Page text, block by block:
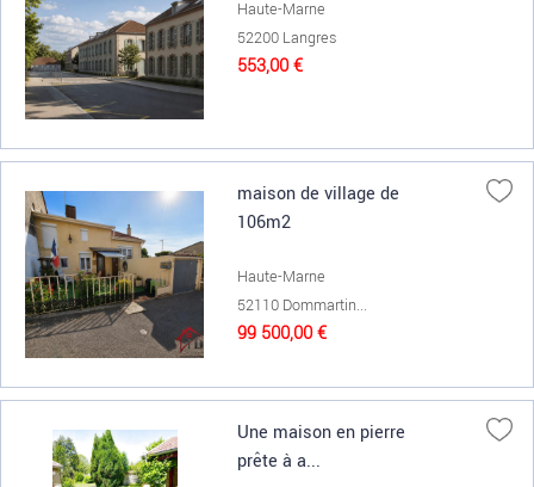
Haute-Marne
52200 Langres
553,00 €
maison de village de
106m2
Haute-Marne
52110 Dommartin...
99 500,00 €
Une maison en pierre
prête à a...